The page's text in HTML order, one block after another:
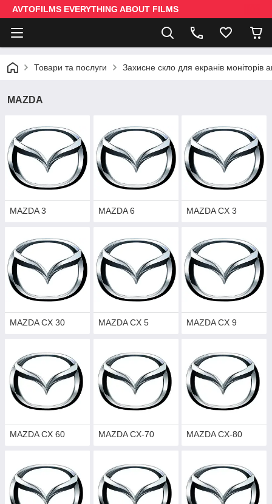
AVTOFILMS EVERYTHING ABOUT FILMS
Товари та послуги Захисне скло для екранів моніторів
MAZDA
MAZDA 3 MAZDA 6 MAZDA CX 3
MAZDA CX 30 MAZDA CX 5 MAZDA CX 9
MAZDA CX 60 MAZDA CX-70 MAZDA CX-80